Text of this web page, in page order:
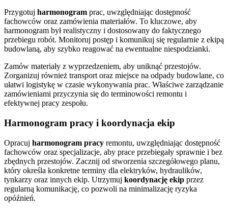
Przygotuj harmonogram prac, uwzględniając dostępność
fachowców oraz zamówienia materiałów. To kluczowe, aby
harmonogram był realistyczny i dostosowany do faktycznego
przebiegu robót. Monitoruj postęp i komunikuj się regularnie z ekipą
budowlaną, aby szybko reagować na ewentualne niespodzianki.
Zamów materiały z wyprzedzeniem, aby uniknąć przestojów.
Zorganizuj również transport oraz miejsce na odpady budowlane, co
ułatwi logistykę w czasie wykonywania prac. Właściwe zarządzanie
zamówieniami przyczynia się do terminowości remontu i
efektywnej pracy zespołu.
Harmonogram pracy i koordynacja ekip
Opracuj harmonogram pracy remontu, uwzględniając dostępność
fachowców oraz specjalizacje, aby prace przebiegały sprawnie i bez
zbędnych przestojów. Zacznij od stworzenia szczegółowego planu,
który określa konkretne terminy dla elektryków, hydraulików,
tynkarzy oraz innych ekip. Utrzymuj koordynację ekip przez
regularną komunikację, co pozwoli na minimalizację ryzyka
opóźnień.